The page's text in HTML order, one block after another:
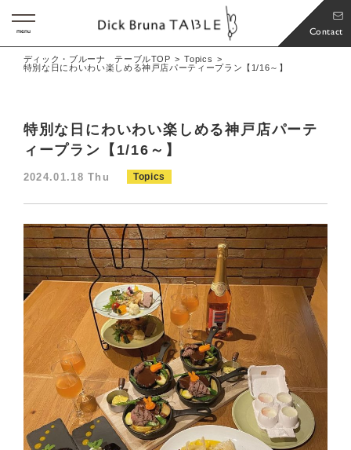
Contact
menu
ディック・ブルーナ テーブルTOP
Topics
特別な日にわいわい楽しめる神戸店パーティープラン【1/16～】
特別な日にわいわい楽しめる神戸店パーテ
ィープラン【1/16～】
2024.01.18 Thu Topics